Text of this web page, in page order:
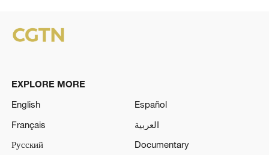
EXPLORE MORE
English
Español
Français
العربية
Русский
Documentary